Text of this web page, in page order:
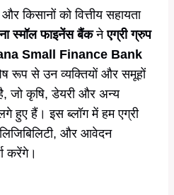
किसानों को वित्तीय सहायता
स्मॉल फाइनेंस बैंकनेएग्री ग्रुप
Small Finance Bank
रूप से उन व्यक्तियों और समूहों
जो कृषि, डेयरी और अन्य
हुए हैं। इस ब्लॉग में हम एग्री
और आवेदन
करेंगे।